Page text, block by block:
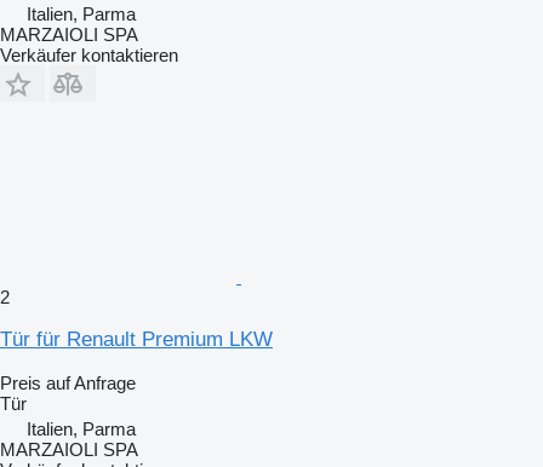
Italien, Parma
MARZAIOLI SPA
Verkäufer kontaktieren
2
Tür für Renault Premium LKW
Preis auf Anfrage
Tür
Italien, Parma
MARZAIOLI SPA